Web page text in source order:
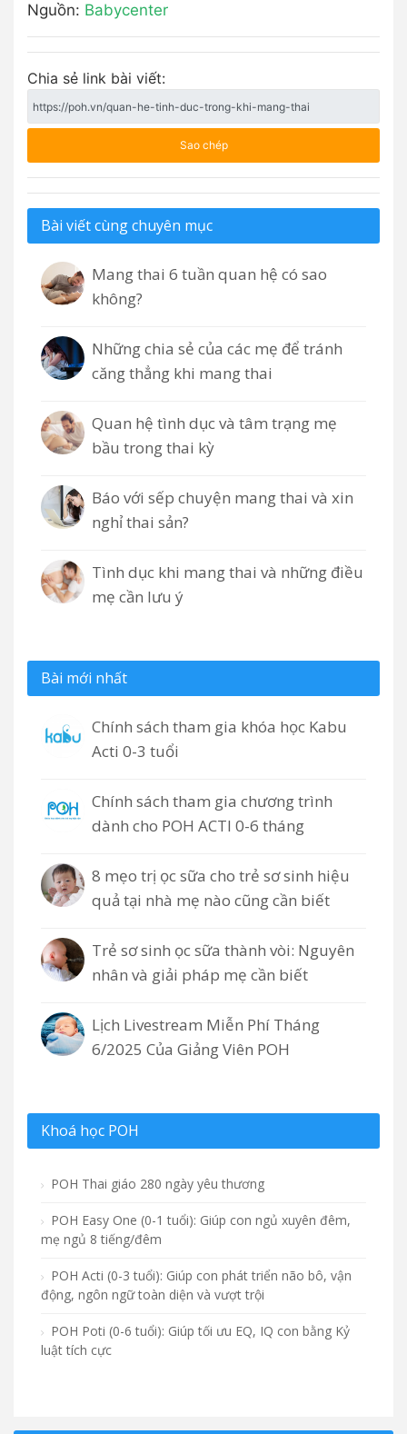
Nguồn: Babycenter
Chia sẻ link bài viết:
Sao chép
Bài viết cùng chuyên mục
Mang thai 6 tuần quan hệ có sao
không?
Những chia sẻ của các mẹ để tránh
căng thẳng khi mang thai
Quan hệ tình dục và tâm trạng mẹ
bầu trong thai kỳ
Báo với sếp chuyện mang thai và xin
nghỉ thai sản?
Tình dục khi mang thai và những điều
mẹ cần lưu ý
Bài mới nhất
Chính sách tham gia khóa học Kabu
Acti 0-3 tuổi
Chính sách tham gia chương trình
dành cho POH ACTI 0-6 tháng
8 mẹo trị ọc sữa cho trẻ sơ sinh hiệu
quả tại nhà mẹ nào cũng cần biết
Trẻ sơ sinh ọc sữa thành vòi: Nguyên
nhân và giải pháp mẹ cần biết
Lịch Livestream Miễn Phí Tháng
6/2025 Của Giảng Viên POH
Khoá học POH
POH Thai giáo 280 ngày yêu thương
POH Easy One (0-1 tuổi): Giúp con ngủ xuyên đêm,
mẹ ngủ 8 tiếng/đêm
POH Acti (0-3 tuổi): Giúp con phát triển não bô, vận
động, ngôn ngữ toàn diện và vượt trội
POH Poti (0-6 tuổi): Giúp tối ưu EQ, IQ con bằng Kỷ
luật tích cực